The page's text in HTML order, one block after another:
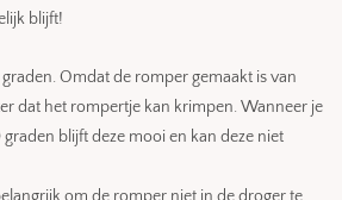
blijft!
Omdat de romper gemaakt is van
dat het rompertje kan krimpen. Wanneer je
blijft deze mooi en kan deze niet